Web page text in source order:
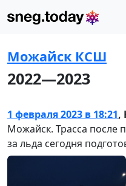
Можайск КСШ
2022—2023
1 февраля 2023 в 18:21,
Можайск. Трасса после
за льда сегодня